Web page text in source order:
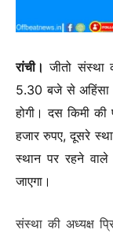
रांची। जीतो संस्था
5.30 बजे से अहिंसा
होगी। दस किमी की
हजार रुपए, दूसरे
स्थान पर रहने वाले
जाएगा।
संस्था की अध्यक्ष